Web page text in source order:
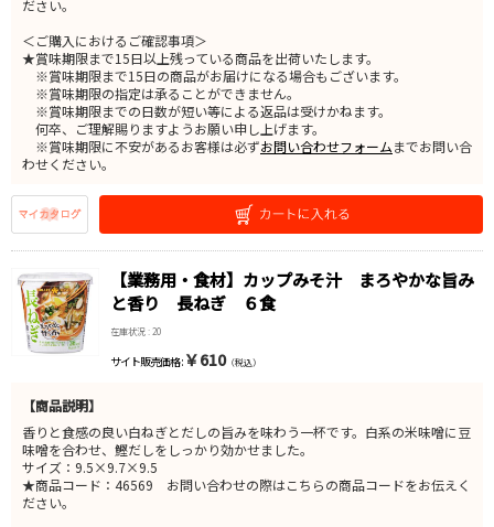
ださい。
＜ご購入におけるご確認事項＞
★賞味期限まで15日以上残っている商品を出荷いたします。
※賞味期限まで15日の商品がお届けになる場合もございます。
※賞味期限の指定は承ることができません。
※賞味期限までの日数が短い等による返品は受けかねます。
何卒、ご理解賜りますようお願い申し上げます。
※賞味期限に不安があるお客様は必ずお問い合わせフォームまでお問い合
わせください。
【業務用・食材】カップみそ汁 まろやかな旨み
と香り 長ねぎ ６食
在庫状況 : 20
サイト販売価格 : ￥610（税込）
【商品説明】
香りと食感の良い白ねぎとだしの旨みを味わう一杯です。白系の米味噌に豆
味噌を合わせ、鰹だしをしっかり効かせました。
サイズ：9.5×9.7×9.5
★商品コード：46569 お問い合わせの際はこちらの商品コードをお伝えく
ださい。